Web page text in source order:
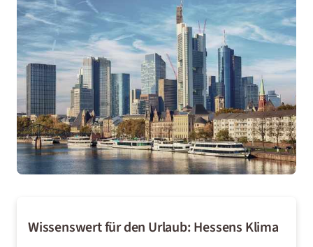
Wissenswert für den Urlaub: Hessens Klima